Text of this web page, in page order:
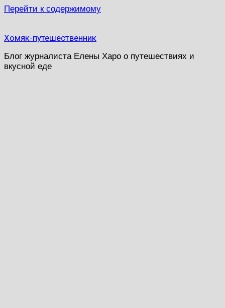
Перейти к содержимому
Хомяк-путешественник
Блог журналиста Елены Харо о путешествиях и
вкусной еде